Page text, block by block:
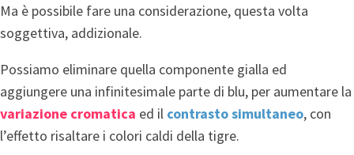
Ma è possibile fare una considerazione, questa volta
soggettiva, addizionale.
Possiamo eliminare quella componente gialla ed
aggiungere una infinitesimale parte di blu, per aumentare la
variazione cromatica ed il contrasto simultaneo, con
l’effetto risaltare i colori caldi della tigre.